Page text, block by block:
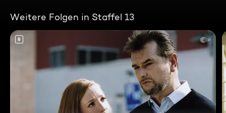
Weitere Folgen in Staffel 13
6